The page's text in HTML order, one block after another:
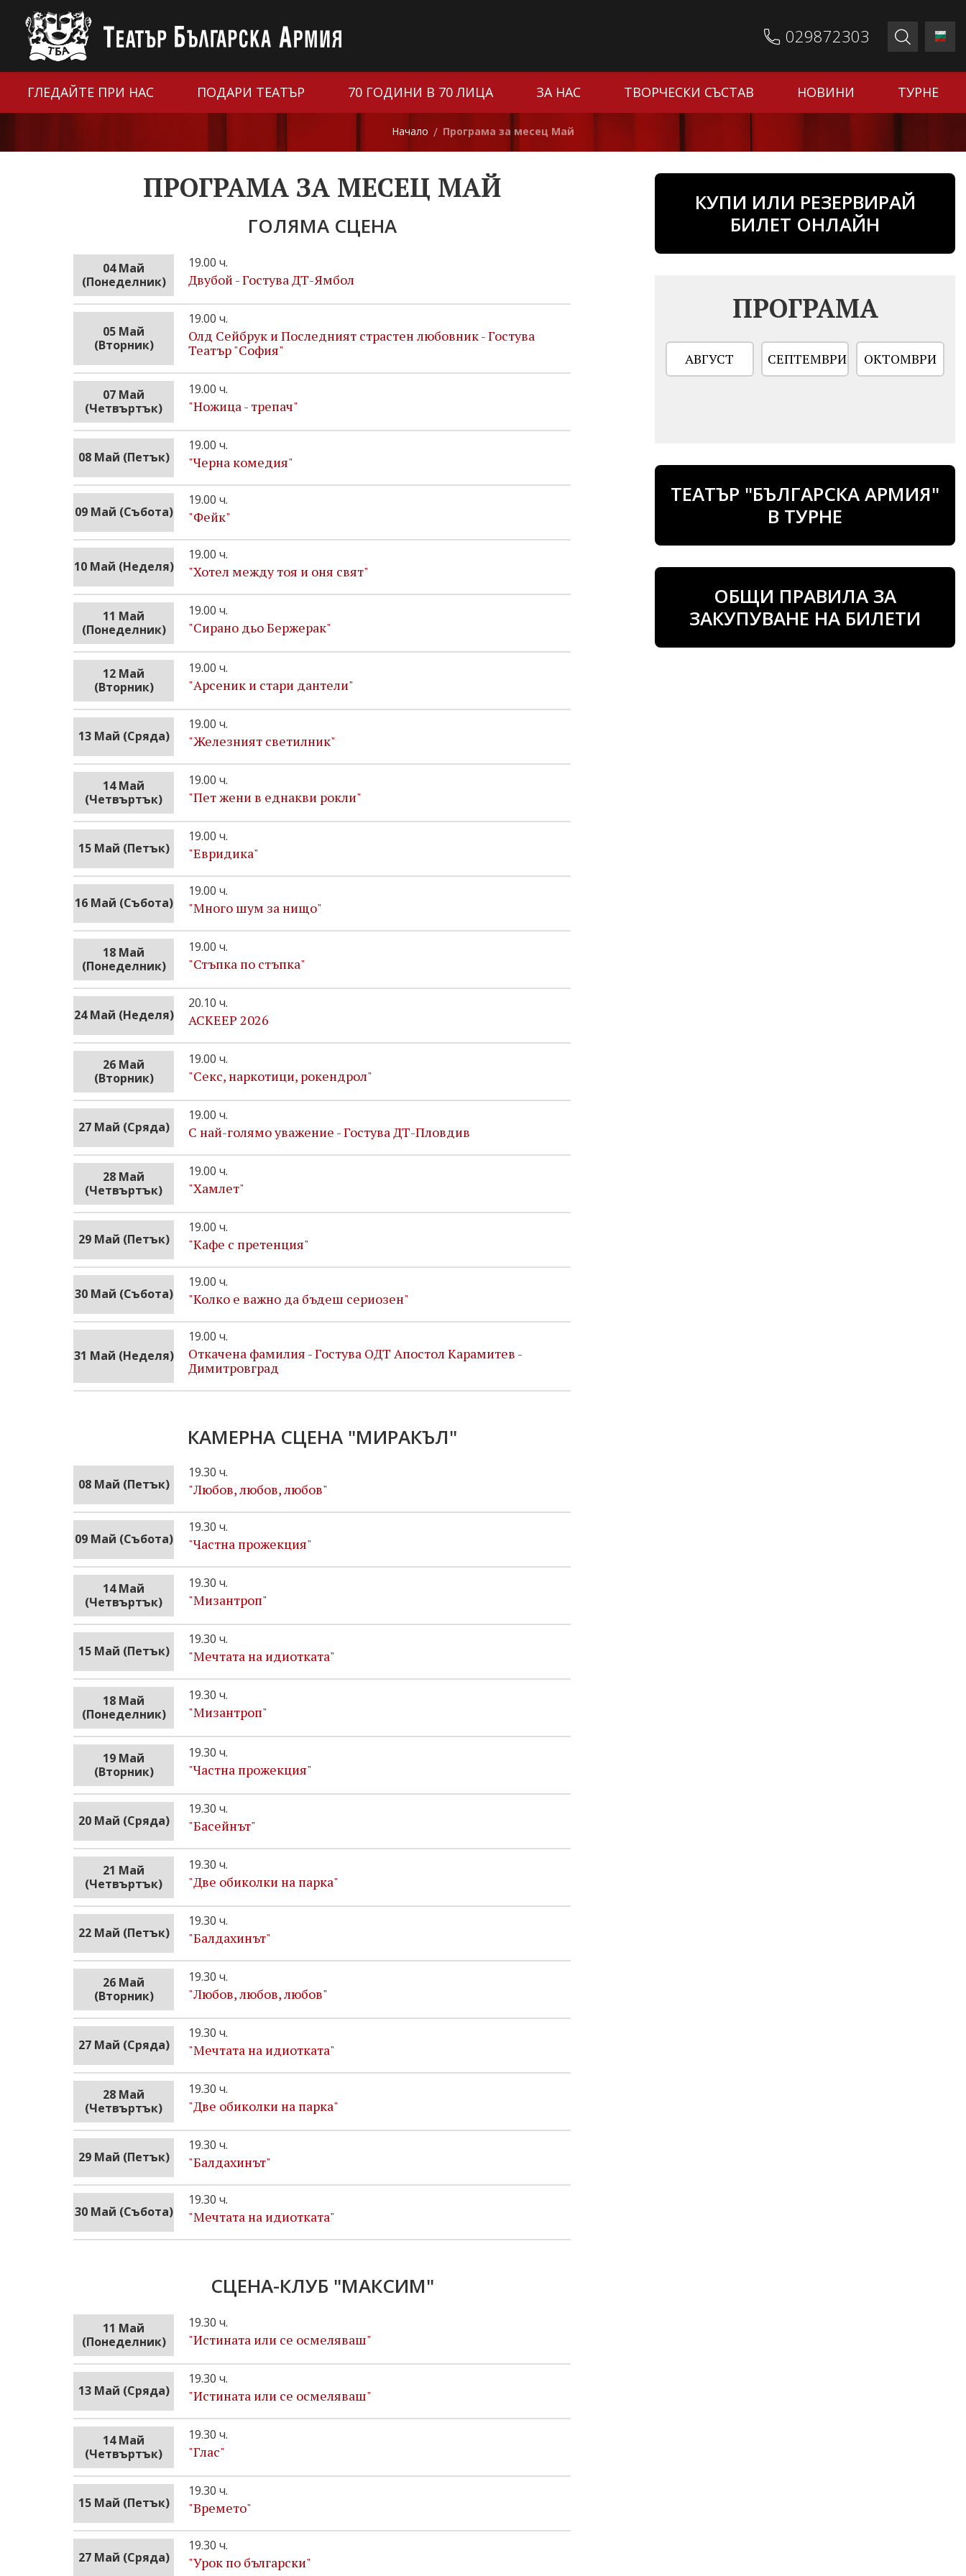
029872303
ГЛЕДАЙТЕ ПРИ НАС ПОДАРИ ТЕАТЪР 70 ГОДИНИ В 70 ЛИЦА ЗА НАС ТВОРЧЕСКИ СЪСТАВ НОВИНИ ТУРНЕ
Начало / Програма за месец Май
ПРОГРАМА ЗА МЕСЕЦ МАЙ
ГОЛЯМА СЦЕНА
04 Май
(Понеделник)
19.00 ч.
Двубой - Гостува ДТ-Ямбол
05 Май
(Вторник)
19.00 ч.
Олд Сейбрук и Последният страстен любовник - Гостува
Театър "София"
07 Май
(Четвъртък)
19.00 ч.
"Ножица - трепач"
08 Май (Петък)
19.00 ч.
"Черна комедия"
09 Май (Събота)
19.00 ч.
"Фейк"
10 Май (Неделя)
19.00 ч.
"Хотел между тоя и оня свят"
11 Май
(Понеделник)
19.00 ч.
"Сирано дьо Бержерак"
12 Май
(Вторник)
19.00 ч.
"Арсеник и стари дантели"
13 Май (Сряда)
19.00 ч.
"Железният светилник"
14 Май
(Четвъртък)
19.00 ч.
"Пет жени в еднакви рокли"
15 Май (Петък)
19.00 ч.
"Евридика"
16 Май (Събота)
19.00 ч.
"Много шум за нищо"
18 Май
(Понеделник)
19.00 ч.
"Стъпка по стъпка"
24 Май (Неделя)
20.10 ч.
АСКЕЕР 2026
26 Май
(Вторник)
19.00 ч.
"Секс, наркотици, рокендрол"
27 Май (Сряда)
19.00 ч.
С най-голямо уважение - Гостува ДТ-Пловдив
28 Май
(Четвъртък)
19.00 ч.
"Хамлет"
29 Май (Петък)
19.00 ч.
"Кафе с претенция"
30 Май (Събота)
19.00 ч.
"Колко е важно да бъдеш сериозен"
31 Май (Неделя)
19.00 ч.
Откачена фамилия - Гостува ОДТ Апостол Карамитев -
Димитровград
КАМЕРНА СЦЕНА "МИРАКЪЛ"
08 Май (Петък)
19.30 ч.
"Любов, любов, любов"
09 Май (Събота)
19.30 ч.
"Частна прожекция"
14 Май
(Четвъртък)
19.30 ч.
"Мизантроп"
15 Май (Петък)
19.30 ч.
"Мечтата на идиотката"
18 Май
(Понеделник)
19.30 ч.
"Мизантроп"
19 Май
(Вторник)
19.30 ч.
"Частна прожекция"
20 Май (Сряда)
19.30 ч.
"Басейнът"
21 Май
(Четвъртък)
19.30 ч.
"Две обиколки на парка"
22 Май (Петък)
19.30 ч.
"Бaлдахинът"
26 Май
(Вторник)
19.30 ч.
"Любов, любов, любов"
27 Май (Сряда)
19.30 ч.
"Мечтата на идиотката"
28 Май
(Четвъртък)
19.30 ч.
"Две обиколки на парка"
29 Май (Петък)
19.30 ч.
"Бaлдахинът"
30 Май (Събота)
19.30 ч.
"Мечтата на идиотката"
СЦЕНА-КЛУБ "МАКСИМ"
11 Май
(Понеделник)
19.30 ч.
"Истината или се осмеляваш"
13 Май (Сряда)
19.30 ч.
"Истината или се осмеляваш"
14 Май
(Четвъртък)
19.30 ч.
"Глас"
15 Май (Петък)
19.30 ч.
"Времето"
27 Май (Сряда)
19.30 ч.
"Урок по български"
КУПИ ИЛИ РЕЗЕРВИРАЙ
БИЛЕТ ОНЛАЙН
ПРОГРАМА
АВГУСТ СЕПТЕМВРИ ОКТОМВРИ
ТЕАТЪР "БЪЛГАРСКА АРМИЯ"
В ТУРНЕ
ОБЩИ ПРАВИЛА ЗА
ЗАКУПУВАНЕ НА БИЛЕТИ